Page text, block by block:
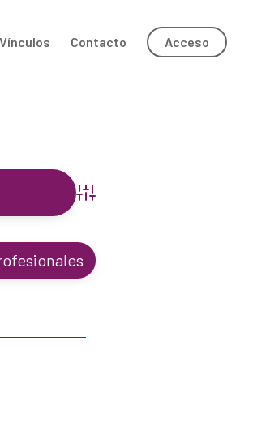
Vínculos Contacto Acceso
Búsqueda avanzada